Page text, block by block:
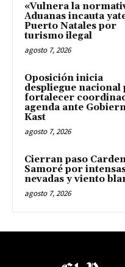
«Vulnera la
Aduanas incauta
Puerto Natales por
turismo ilegal
agosto 7, 2026
Oposición inicia
despliegue nacional
fortalecer
agenda ante
Kast
agosto 7, 2026
Cierran paso
Samoré por
nevadas y viento
agosto 7, 2026